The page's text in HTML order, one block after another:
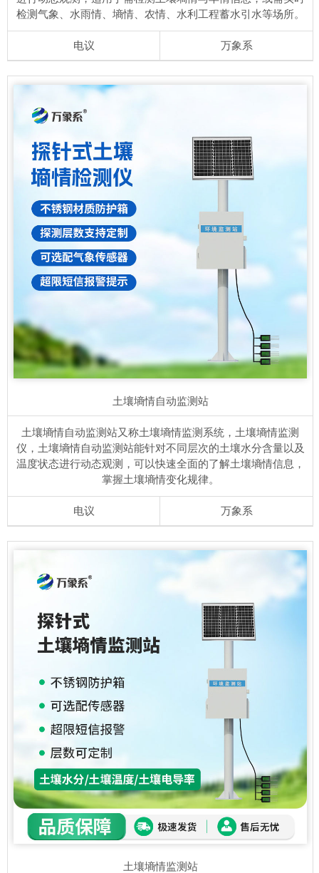
检测气象、水雨情、墒情、农情、水利工程蓄水引水等场所。
电议 万象系
土壤墒情自动监测站
土壤墒情自动监测站又称土壤墒情监测系统，土壤墒情监测
仪，土壤墒情自动监测站能针对不同层次的土壤水分含量以及
温度状态进行动态观测，可以快速全面的了解土壤墒情信息，
掌握土壤墒情变化规律。
电议 万象系
土壤墒情监测站